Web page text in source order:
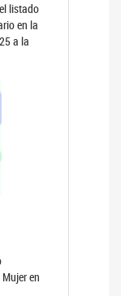
listado
en la
a la
en